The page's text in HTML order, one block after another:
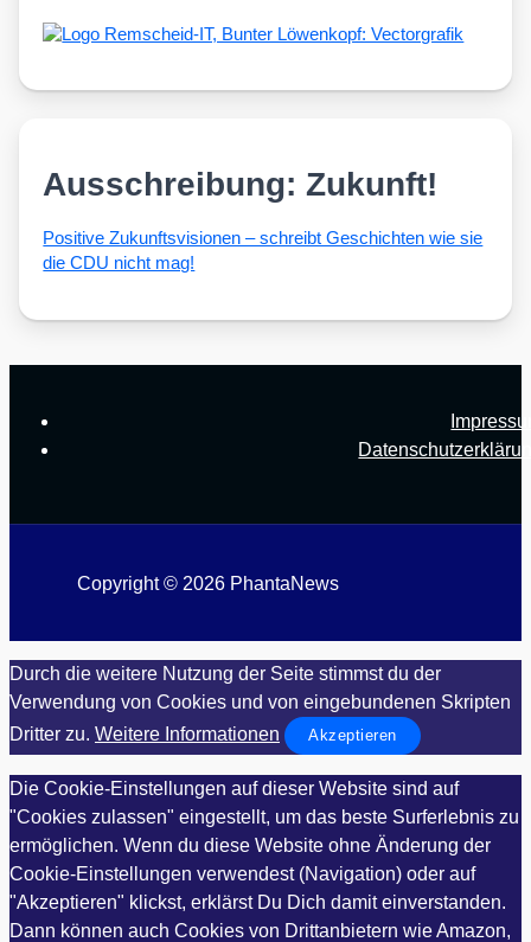
Ausschreibung: Zukunft!
Posi­ti­ve Zukunfts­vi­sio­nen – schreibt Geschich­ten wie sie
die CDU nicht mag!
Copyright © 2026 PhantaNews
Durch die weitere Nutzung der Seite stimmst du der
Verwendung von Cookies und von eingebundenen Skripten
Dritter zu. Weitere Informationen Akzeptieren
Die Cookie-Einstellungen auf dieser Website sind auf
"Cookies zulassen" eingestellt, um das beste Surferlebnis zu
ermöglichen. Wenn du diese Website ohne Änderung der
Cookie-Einstellungen verwendest (Navigation) oder auf
"Akzeptieren" klickst, erklärst Du Dich damit einverstanden.
Dann können auch Cookies von Drittanbietern wie Amazon,